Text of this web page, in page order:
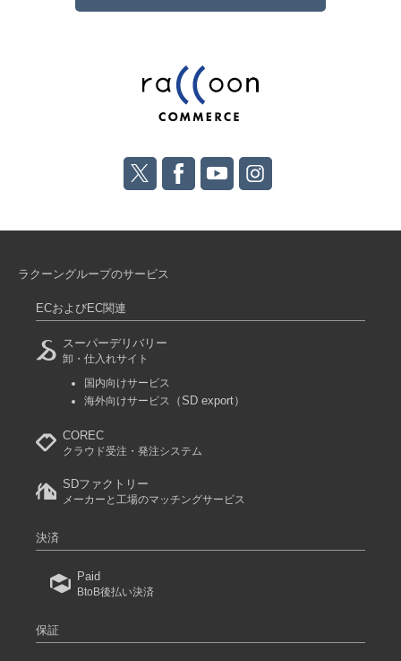
ラクーングループのサービス
ECおよびEC関連
スーパーデリバリー
卸・仕入れサイト
国内向けサービス
海外向けサービス
（SD export）
COREC
クラウド受注・発注システム
SDファクトリー
メーカーと工場のマッチングサービス
決済
Paid
BtoB後払い決済
保証